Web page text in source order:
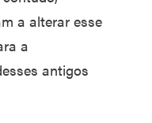
a alterar esse
a
antigos